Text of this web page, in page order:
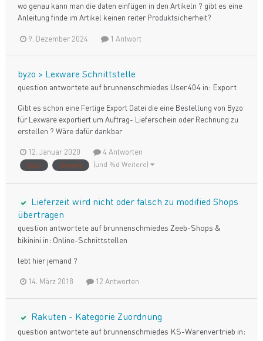
wo genau kann man die daten einfügen in den Artikeln ? gibt es eine
Anleitung finde im Artikel keinen reiter Produktsicherheit?
9. Dezember 2024 1 Antwort
byzo > Lexware Schnittstelle
question antwortete auf brunnenschmiedes User404 in: Export
Gibt es schon eine Fertige Export Datei die eine Bestellung von Byzo
für Lexware exportiert um Auftrag- Lieferschein oder Rechnung zu
erstellen ? Wäre dafür dankbar
12. Januar 2020 4 Antworten
byzo lexware (und %d Weitere)
Lieferzeit wird nicht oder falsch zu modified Shops
übertragen
question antwortete auf brunnenschmiedes Zeeb-Shops &
bikinini in: Online-Schnittstellen
lebt hier jemand ?
14. März 2018 12 Antworten
Rakuten - Kategorie Zuordnung
question antwortete auf brunnenschmiedes KS-Warenvertrieb in: